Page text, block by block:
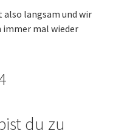
also langsam und wir
immer mal wieder
du zu